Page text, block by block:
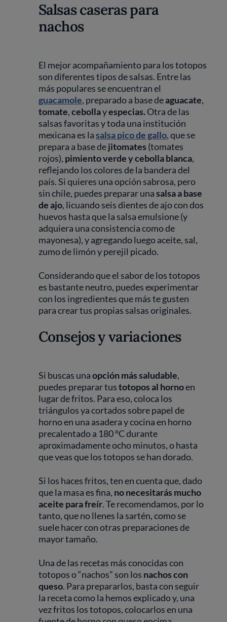
Salsas caseras para
nachos
El mejor acompañamiento para los totopos
son diferentes tipos de salsas. Entre las
más populares se encuentran el
guacamole, preparado a base deaguacate,
tomate,cebollayespecias.Otra de las
salsas favoritas y toda una institución
mexicana es lasalsa pico de gallo, que se
prepara a base dejitomates (tomates
rojos), pimiento verde y cebolla blanca,
reflejando los colores de la bandera del
país. Si quieres una opción sabrosa, pero
sin chile, puedes preparar unasalsa a base
de ajo, licuando seis dientes de ajo con dos
huevos hasta que la salsa emulsione (y
adquiera una consistencia como de
mayonesa), y agregando luego aceite, sal,
zumo de limón y perejil picado.
Considerando que el sabor de los totopos
es bastante neutro, puedes experimentar
con los ingredientes que más te gusten
para crear tus propias salsas originales.
Consejos y variaciones
Si buscas unaopción más saludable,
puedes preparar tustotopos al hornoen
lugar de fritos. Para eso, coloca los
triángulos ya cortados sobre papel de
horno en una asadera y cocina en horno
precalentado a 180 °C durante
aproximadamente ocho minutos, o hasta
que veas que los totopos se han dorado.
Si los haces fritos, ten en cuenta que, dado
que la masa es fina, no necesitarás mucho
aceite para freír. Te recomendamos, por lo
tanto, que no llenes la sartén, como se
suele hacer con otras preparaciones de
mayor tamaño.
Una de las recetas más conocidas con
totopos o “nachos” son los nachos con
queso. Para prepararlos, basta con seguir
la receta como la hemos explicado y, una
vez fritos los totopos, colocarlos en una